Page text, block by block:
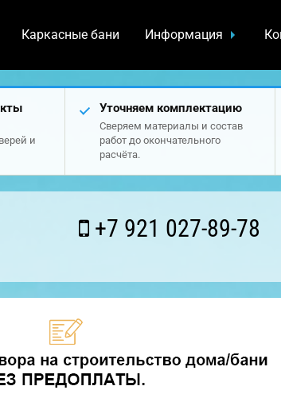
Каркасные бани Информация
и
Уточняем комплектацию
Сверяем материалы и состав
работ до окончательного
расчёта.
+7 921 027-89-78